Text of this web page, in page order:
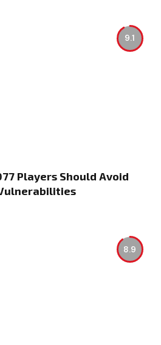
9.1
Players Should Avoid
8.9